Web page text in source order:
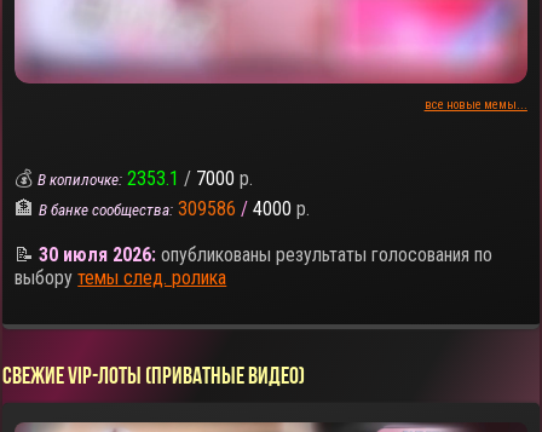
все новые мемы...
💰В копилочке: 2353.1 / 7000 р.
🏦В банке сообщества: 309586 / 4000 р.
📝30 июля 2026: опубликованы результаты голосования по
выборутемы след. ролика
СВЕЖИЕ VIP-ЛОТЫ (ПРИВАТНЫЕ ВИДЕО)